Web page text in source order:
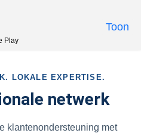
Play
Toon
LOKALE EXPERTISE.
netwerk
klantenondersteuning met